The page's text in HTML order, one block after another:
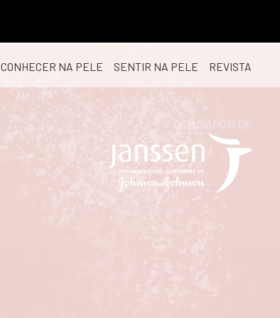
CONHECER NA PELE SENTIR NA PELE REVISTA
COM O APOIO DE